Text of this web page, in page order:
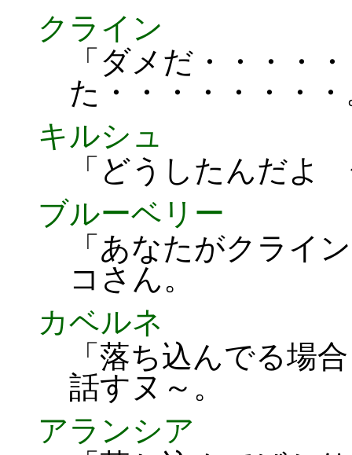
クライン
「ダメだ・・・・
た・・・・・・・
キルシュ
「どうしたんだよ
ブルーベリー
「あなたがクライ
コさん。
カベルネ
「落ち込んでる場
話すヌ～。
アランシア